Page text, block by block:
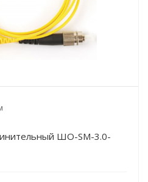
ШО-SM-3.0-